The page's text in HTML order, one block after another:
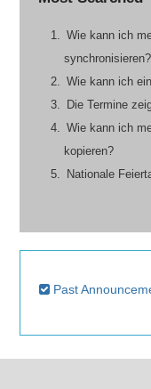
Wie kann ich
synchronisieren?
Wie kann ich
Die Termine
Wie kann ich
kopieren?
Nationale
Past